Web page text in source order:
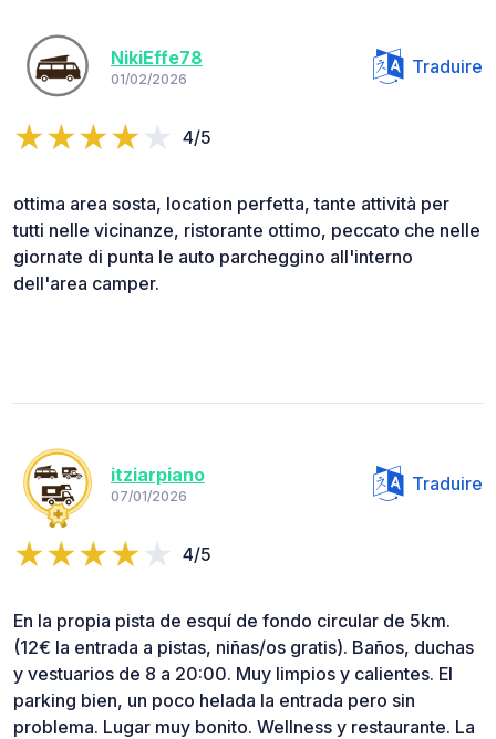
NikiEffe78
01/02/2026
Traduire
4/5
ottima area sosta, location perfetta, tante attività per
tutti nelle vicinanze, ristorante ottimo, peccato che nelle
giornate di punta le auto parcheggino all'interno
dell'area camper.
itziarpiano
07/01/2026
Traduire
4/5
En la propia pista de esquí de fondo circular de 5km.
(12€ la entrada a pistas, niñas/os gratis). Baños, duchas
y vestuarios de 8 a 20:00. Muy limpios y calientes. El
parking bien, un poco helada la entrada pero sin
problema. Lugar muy bonito. Wellness y restaurante. La